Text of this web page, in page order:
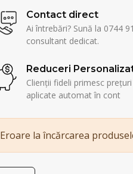
Contact direct
Ai întrebări? Sună la 0744
consultant dedicat.
Reduceri
Clienții fideli primesc
aplicate automat în cont
Eroare la încărcarea